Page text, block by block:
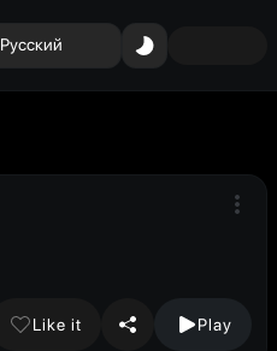
Русский
Like it Play